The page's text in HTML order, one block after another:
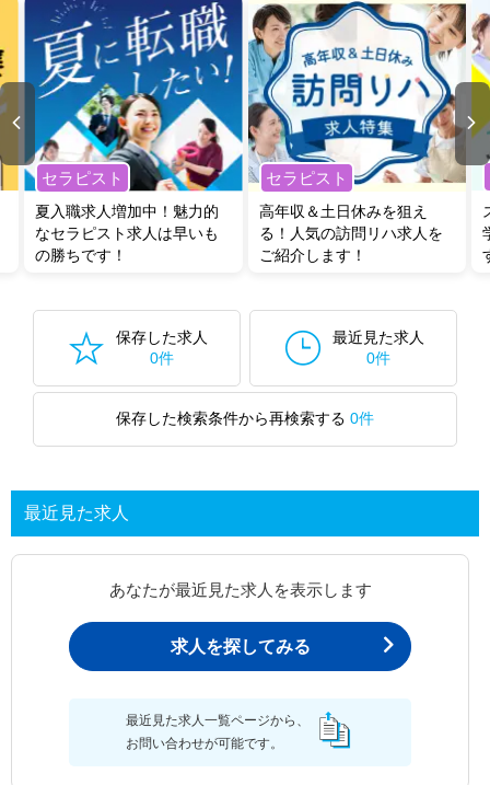
セラピスト
夏入職求人増加中！魅力的
なセラピスト求人は早いも
の勝ちです！
セラピスト
高年収＆土日休みを狙え
る！人気の訪問リハ求人を
ご紹介します！
保存した求人
0件
最近見た求人
0件
保存した検索条件から再検索する 0件
最近見た求人
あなたが最近見た求人を表示します
求人を探してみる
最近見た求人一覧ページから、
お問い合わせが可能です。